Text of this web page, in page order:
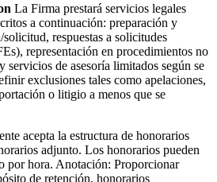
La Firma prestará servicios legales
a continuación: preparación y
respuestas a solicitudes
representación en procedimientos no
servicios de asesoría limitados según se
exclusiones tales como apelaciones,
o litigio a menos que se
acepta la estructura de honorarios
adjunto. Los honorarios pueden
por hora. Anotación: Proporcionar
de retención, honorarios